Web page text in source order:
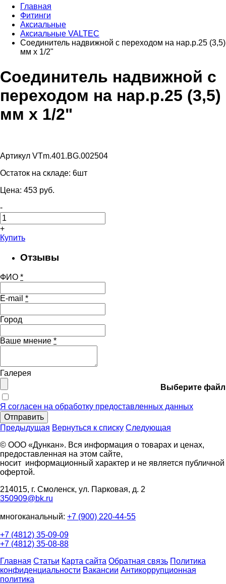
Главная
Фитинги
Аксиальные
Аксиальные VALTEC
Соединитель надвижной с переходом на нар.р.25 (3,5)
мм х 1/2"
Соединитель надвижной с
переходом на нар.р.25 (3,5)
мм х 1/2"
Артикул VTm.401.BG.002504
Остаток на складе: 6шт
Цена: 453 pуб.
-
+
Купить
Отзывы
ФИО *
E-mail *
Город
Ваше мнение *
Галерея
Выберите файл
Я согласен на обработку предоставленных данных
Отправить
Предыдущая Вернуться к списку Следующая
© ООО «Дункан». Вся информация о товарах и ценах,
предоставленная на этом сайте,
носит информационный характер и не является публичной
офертой.
214015, г. Смоленск, ул. Парковая, д. 2
350909@bk.ru
многоканальный: +7 (900) 220-44-55
+7 (4812) 35-09-09
+7 (4812) 35-08-88
Главная Статьи Карта сайта Обратная связь Политика
конфиденциальности Вакансии Антикоррупционная
политика